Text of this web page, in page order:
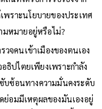
พราะนโยบายของประเทศ
มหมายอยู่หรือไม่?
จคนเข้าเมืองของตนเอง
ธิปไตยเพียงเพราะกำลัง
บซ้อนทางความมั่นคงระดับ
อมมีเหตุผลของมันเองอยู่